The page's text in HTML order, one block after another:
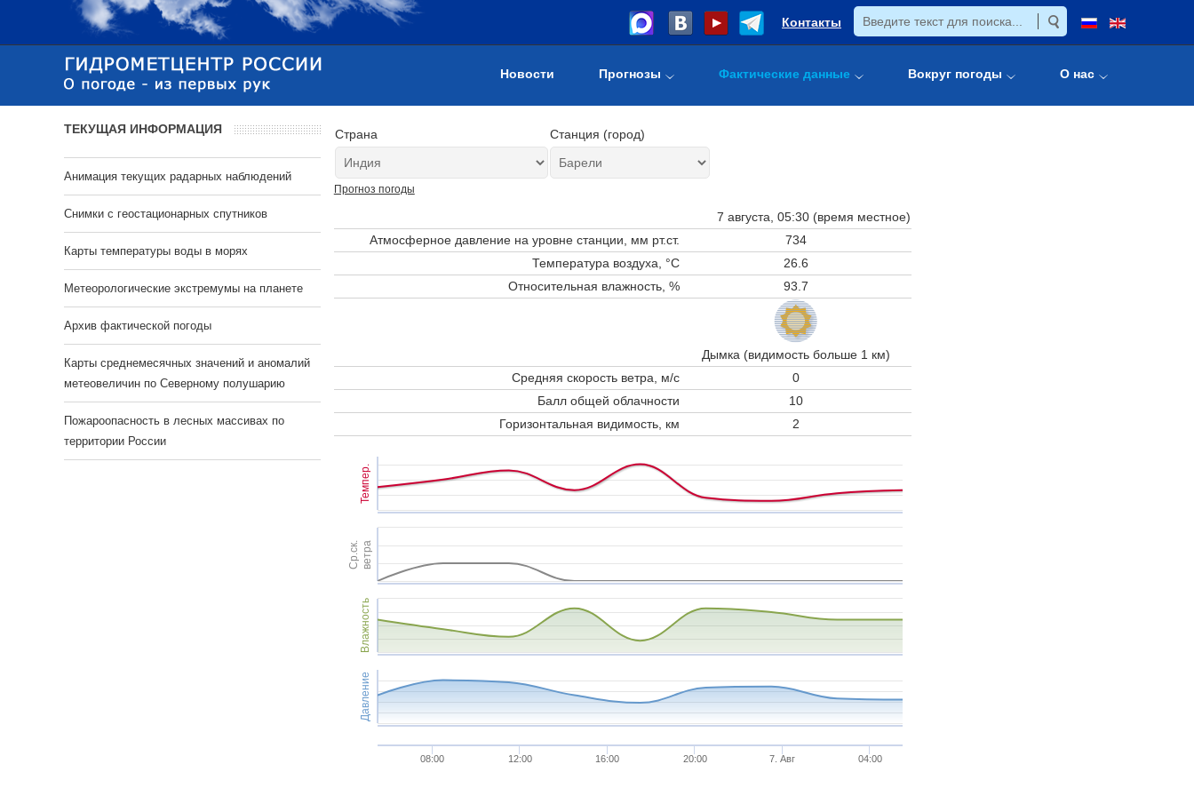
Контакты
Новости Прогнозы Фактические данные Вокруг погоды О нас
Страна Станция (город)
Прогноз погоды
7 августа, 05:30 (время местное)
Атмосферное давление на уровне станции, мм рт.ст.
734
Температура воздуха, °C
26.6
Относительная влажность, %
93.7
Дымка (видимость больше 1 км)
Средняя скорость ветра, м/с
0
Балл общей облачности
10
Горизонтальная видимость, км
2
Темпер.
Ср.ск.ветра
Влажность
Давление
08:00 12:00 16:00 20:00 7. Авг 04:00
ТЕКУЩАЯ ИНФОРМАЦИЯ
Анимация текущих радарных наблюдений
Cнимки с геостационарных спутников
Карты температуры воды в морях
Метеорологические экстремумы на планете
Архив фактической погоды
Карты среднемесячных значений и аномалий
метеовеличин по Северному полушарию
Пожароопасность в лесных массивах по
территории России